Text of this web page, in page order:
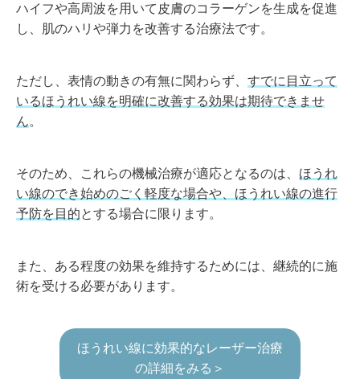
ハイフや高周波を用いて皮膚のコラーゲンを生成を促進
し、肌のハリや弾力を改善する治療法です。
ただし、表情の動きの有無に関わらず、 すでに目立って
いるほうれい線を明確に改善する効果は期待できませ
ん。
そのため、これらの機械治療が適応となるのは、 ほうれ
い線のでき始めのごく軽度な場合や、ほうれい線の進行
予防を目的とする場合に限ります。
また、ある程度の効果を維持するためには、継続的に施
術を受ける必要があります。
ほうれい線に効果的なレーザー治療
の詳細をみる＞